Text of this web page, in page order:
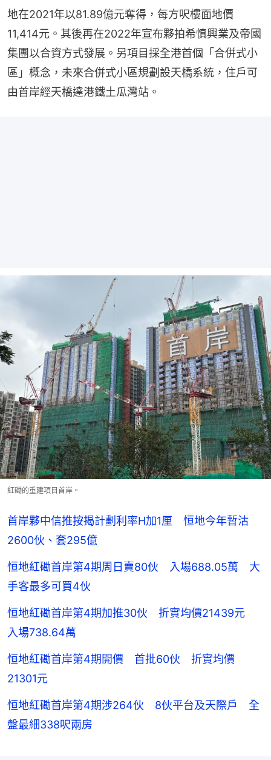
地在2021年以81.89億元奪得，每方呎樓面地價
11,414元。其後再在2022年宣布夥拍希慎興業及帝國
集團以合資方式發展。另項目採全港首個「合併式小
區」概念，未來合併式小區規劃設天橋系統，住戶可
由首岸經天橋達港鐵土瓜灣站。
紅磡的重建項目首岸。
首岸夥中信推按揭計劃利率H加1厘 恒地今年暫沽
2600伙、套295億
恒地紅磡首岸第4期周日賣80伙 入場688.05萬 大
手客最多可買4伙
恒地紅磡首岸第4期加推30伙 折實均價21439元
入場738.64萬
恒地紅磡首岸第4期開價 首批60伙 折實均價
21301元
恒地紅磡首岸第4期涉264伙 8伙平台及天際戶 全
盤最細338呎兩房